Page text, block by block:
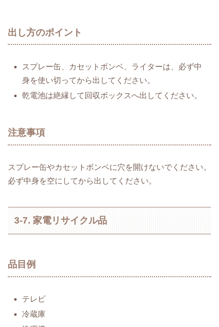
出し方のポイント
スプレー缶、カセットボンベ、ライターは、必ず中
身を使い切ってから出してください。
乾電池は絶縁して回収ボックスへ出してください。
注意事項
スプレー缶やカセットボンベに穴を開けないでください。
必ず中身を空にしてから出してください。
3-7. 家電リサイクル品
品目例
テレビ
冷蔵庫